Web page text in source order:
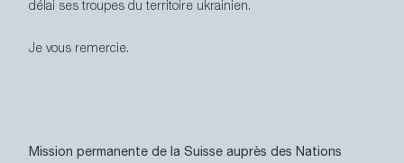
délai ses troupes du territoire ukrainien.
Je vous remercie.
Mission permanente de la Suisse auprès des Nations